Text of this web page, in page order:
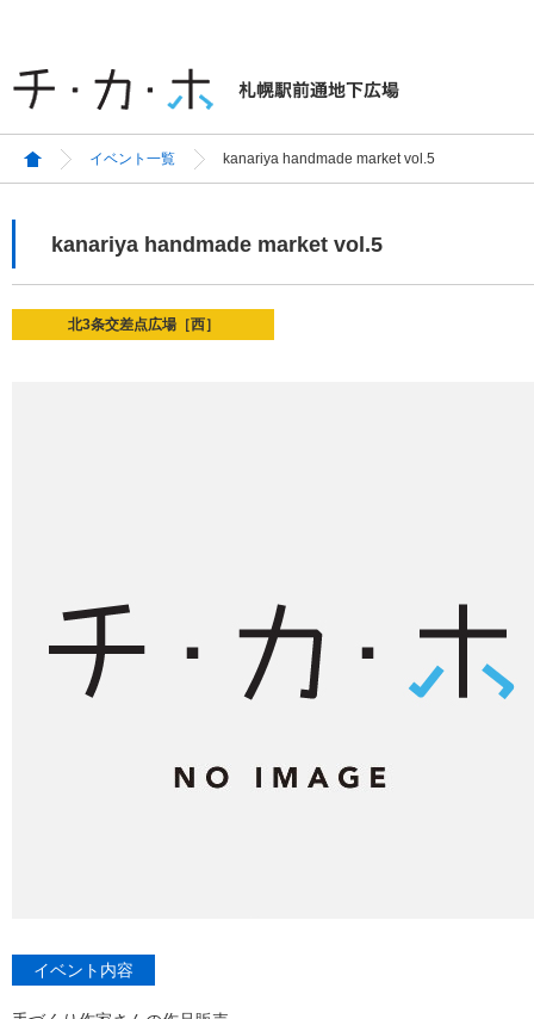
イベント一覧 kanariya handmade market vol.5
kanariya handmade market vol.5
北3条交差点広場［西］
イベント内容